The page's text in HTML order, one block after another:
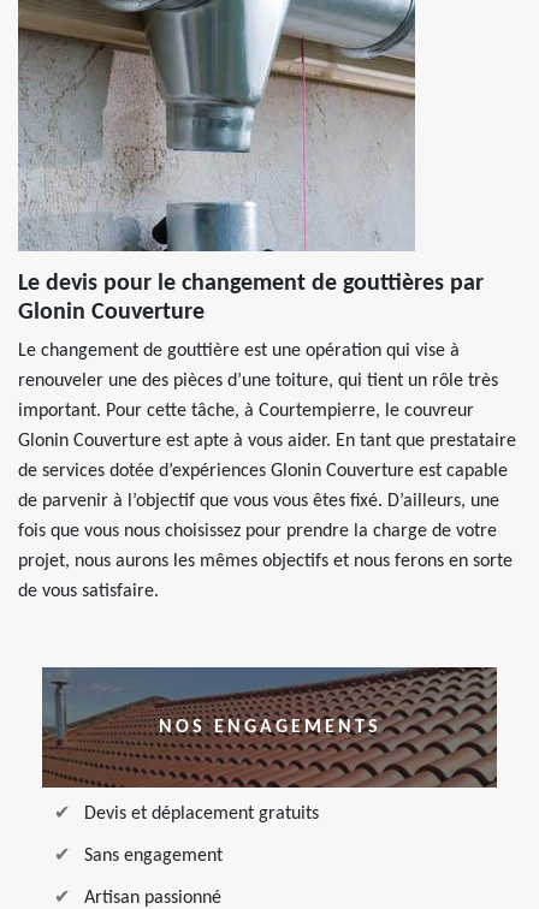
Le devis pour le changement de gouttières par
Glonin Couverture
Le changement de gouttière est une opération qui vise à
renouveler une des pièces d’une toiture, qui tient un rôle très
important. Pour cette tâche, à Courtempierre, le couvreur
Glonin Couverture est apte à vous aider. En tant que prestataire
de services dotée d’expériences Glonin Couverture est capable
de parvenir à l’objectif que vous vous êtes fixé. D’ailleurs, une
fois que vous nous choisissez pour prendre la charge de votre
projet, nous aurons les mêmes objectifs et nous ferons en sorte
de vous satisfaire.
NOS ENGAGEMENTS
Devis et déplacement gratuits
Sans engagement
Artisan passionné